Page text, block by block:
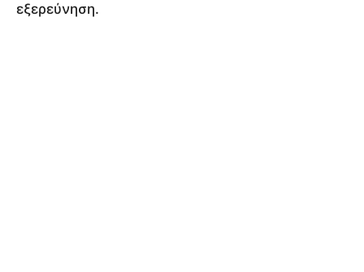
εξερεύνηση.